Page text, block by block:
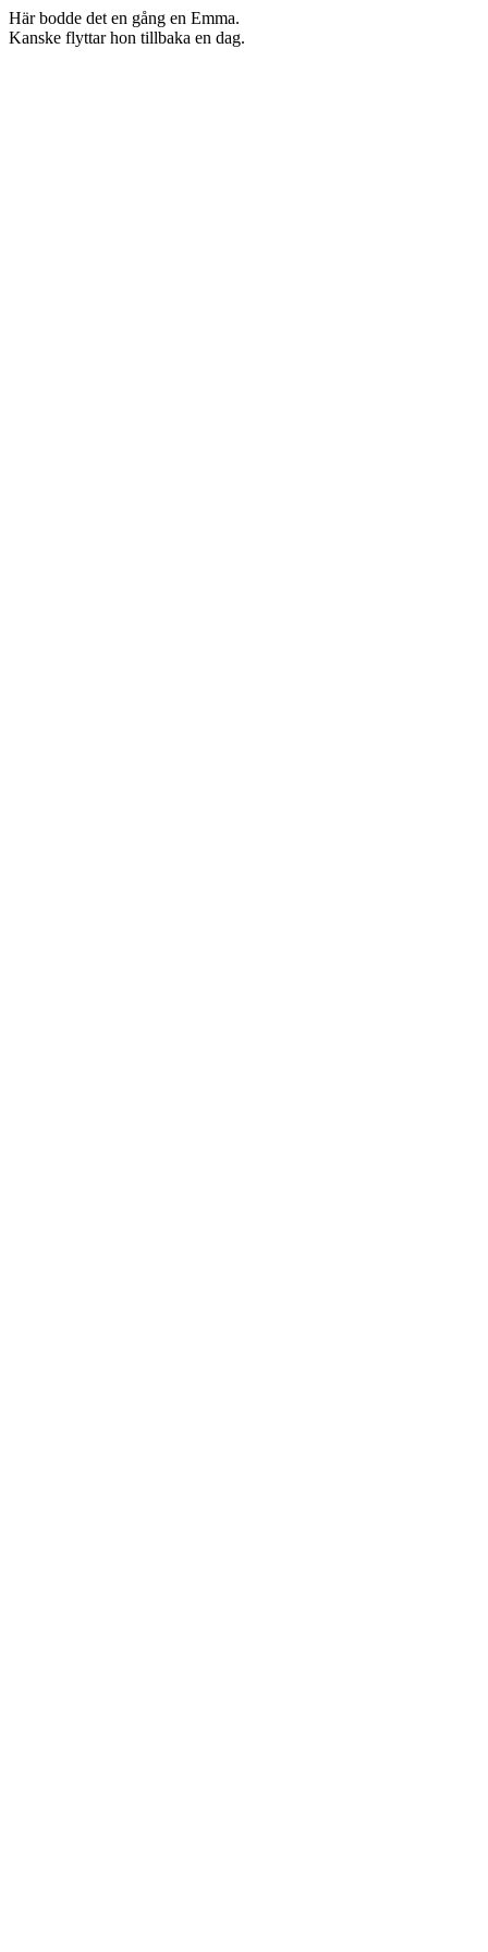
Här bodde det en gång en Emma.
Kanske flyttar hon tillbaka en dag.